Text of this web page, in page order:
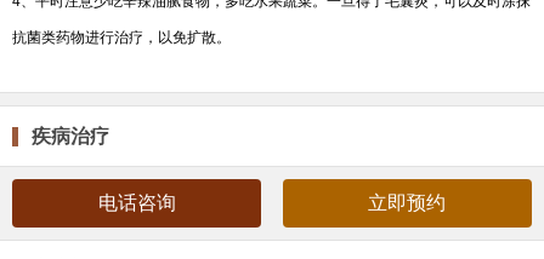
抗菌类药物进行治疗，以免扩散。
疾病治疗
电话咨询 立即预约